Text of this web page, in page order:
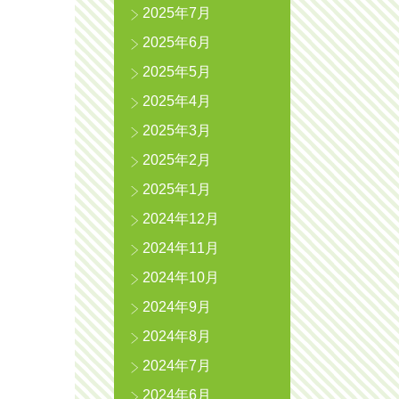
2025年7月
2025年6月
2025年5月
2025年4月
2025年3月
2025年2月
2025年1月
2024年12月
2024年11月
2024年10月
2024年9月
2024年8月
2024年7月
2024年6月